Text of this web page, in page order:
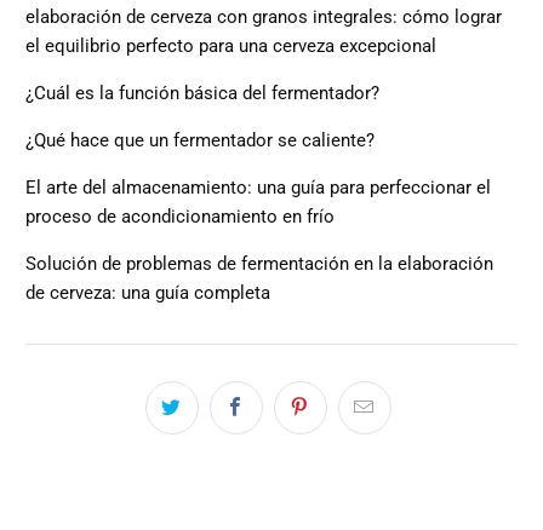
elaboración de cerveza con granos integrales: cómo lograr
el equilibrio perfecto para una cerveza excepcional
¿Cuál es la función básica del fermentador?
¿Qué hace que un fermentador se caliente?
El arte del almacenamiento: una guía para perfeccionar el
proceso de acondicionamiento en frío
Solución de problemas de fermentación en la elaboración
de cerveza: una guía completa